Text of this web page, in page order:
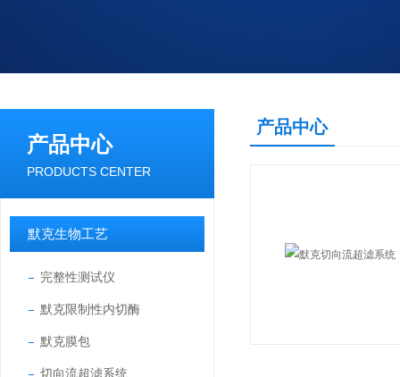
产品中心
PRODUCTS CENTER
默克生物工艺
完整性测试仪
默克限制性内切酶
默克膜包
切向流超滤系统
产品中心